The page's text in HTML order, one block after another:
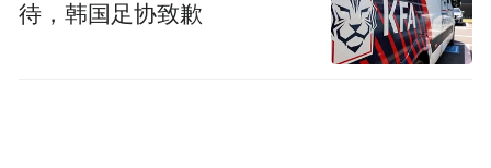
待，韩国足协致歉